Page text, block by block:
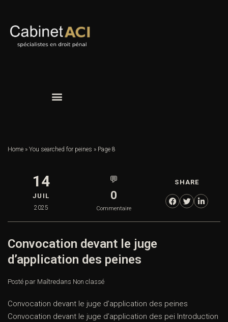
Home » You searched for peines » Page 8
14
JUIL
2025
💬
0
Commentaire
SHARE
Convocation devant le juge
d’application des peines
Posté par Maîtredans Non classé
Convocation devant le juge d’application des peines
Convocation devant le juge d’application des pei Introduction